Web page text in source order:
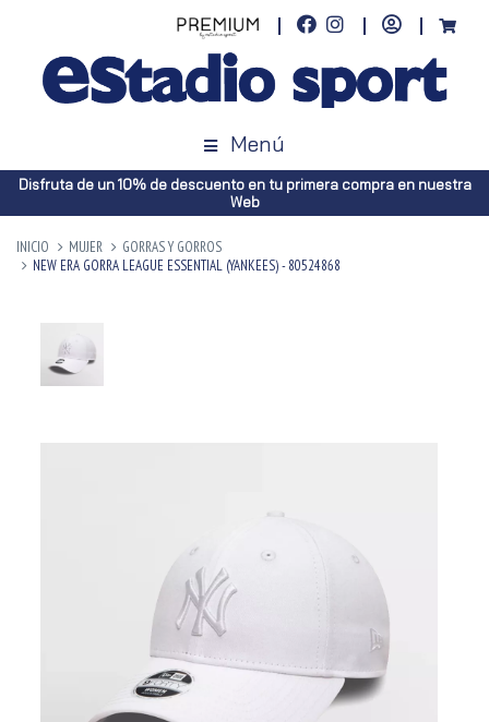
Menú
Disfruta de un 10% de descuento en tu primera compra en nuestra
Web
INICIO MUJER
GORRAS Y GORROS
NEW ERA GORRA LEAGUE ESSENTIAL (YANKEES) - 80524868